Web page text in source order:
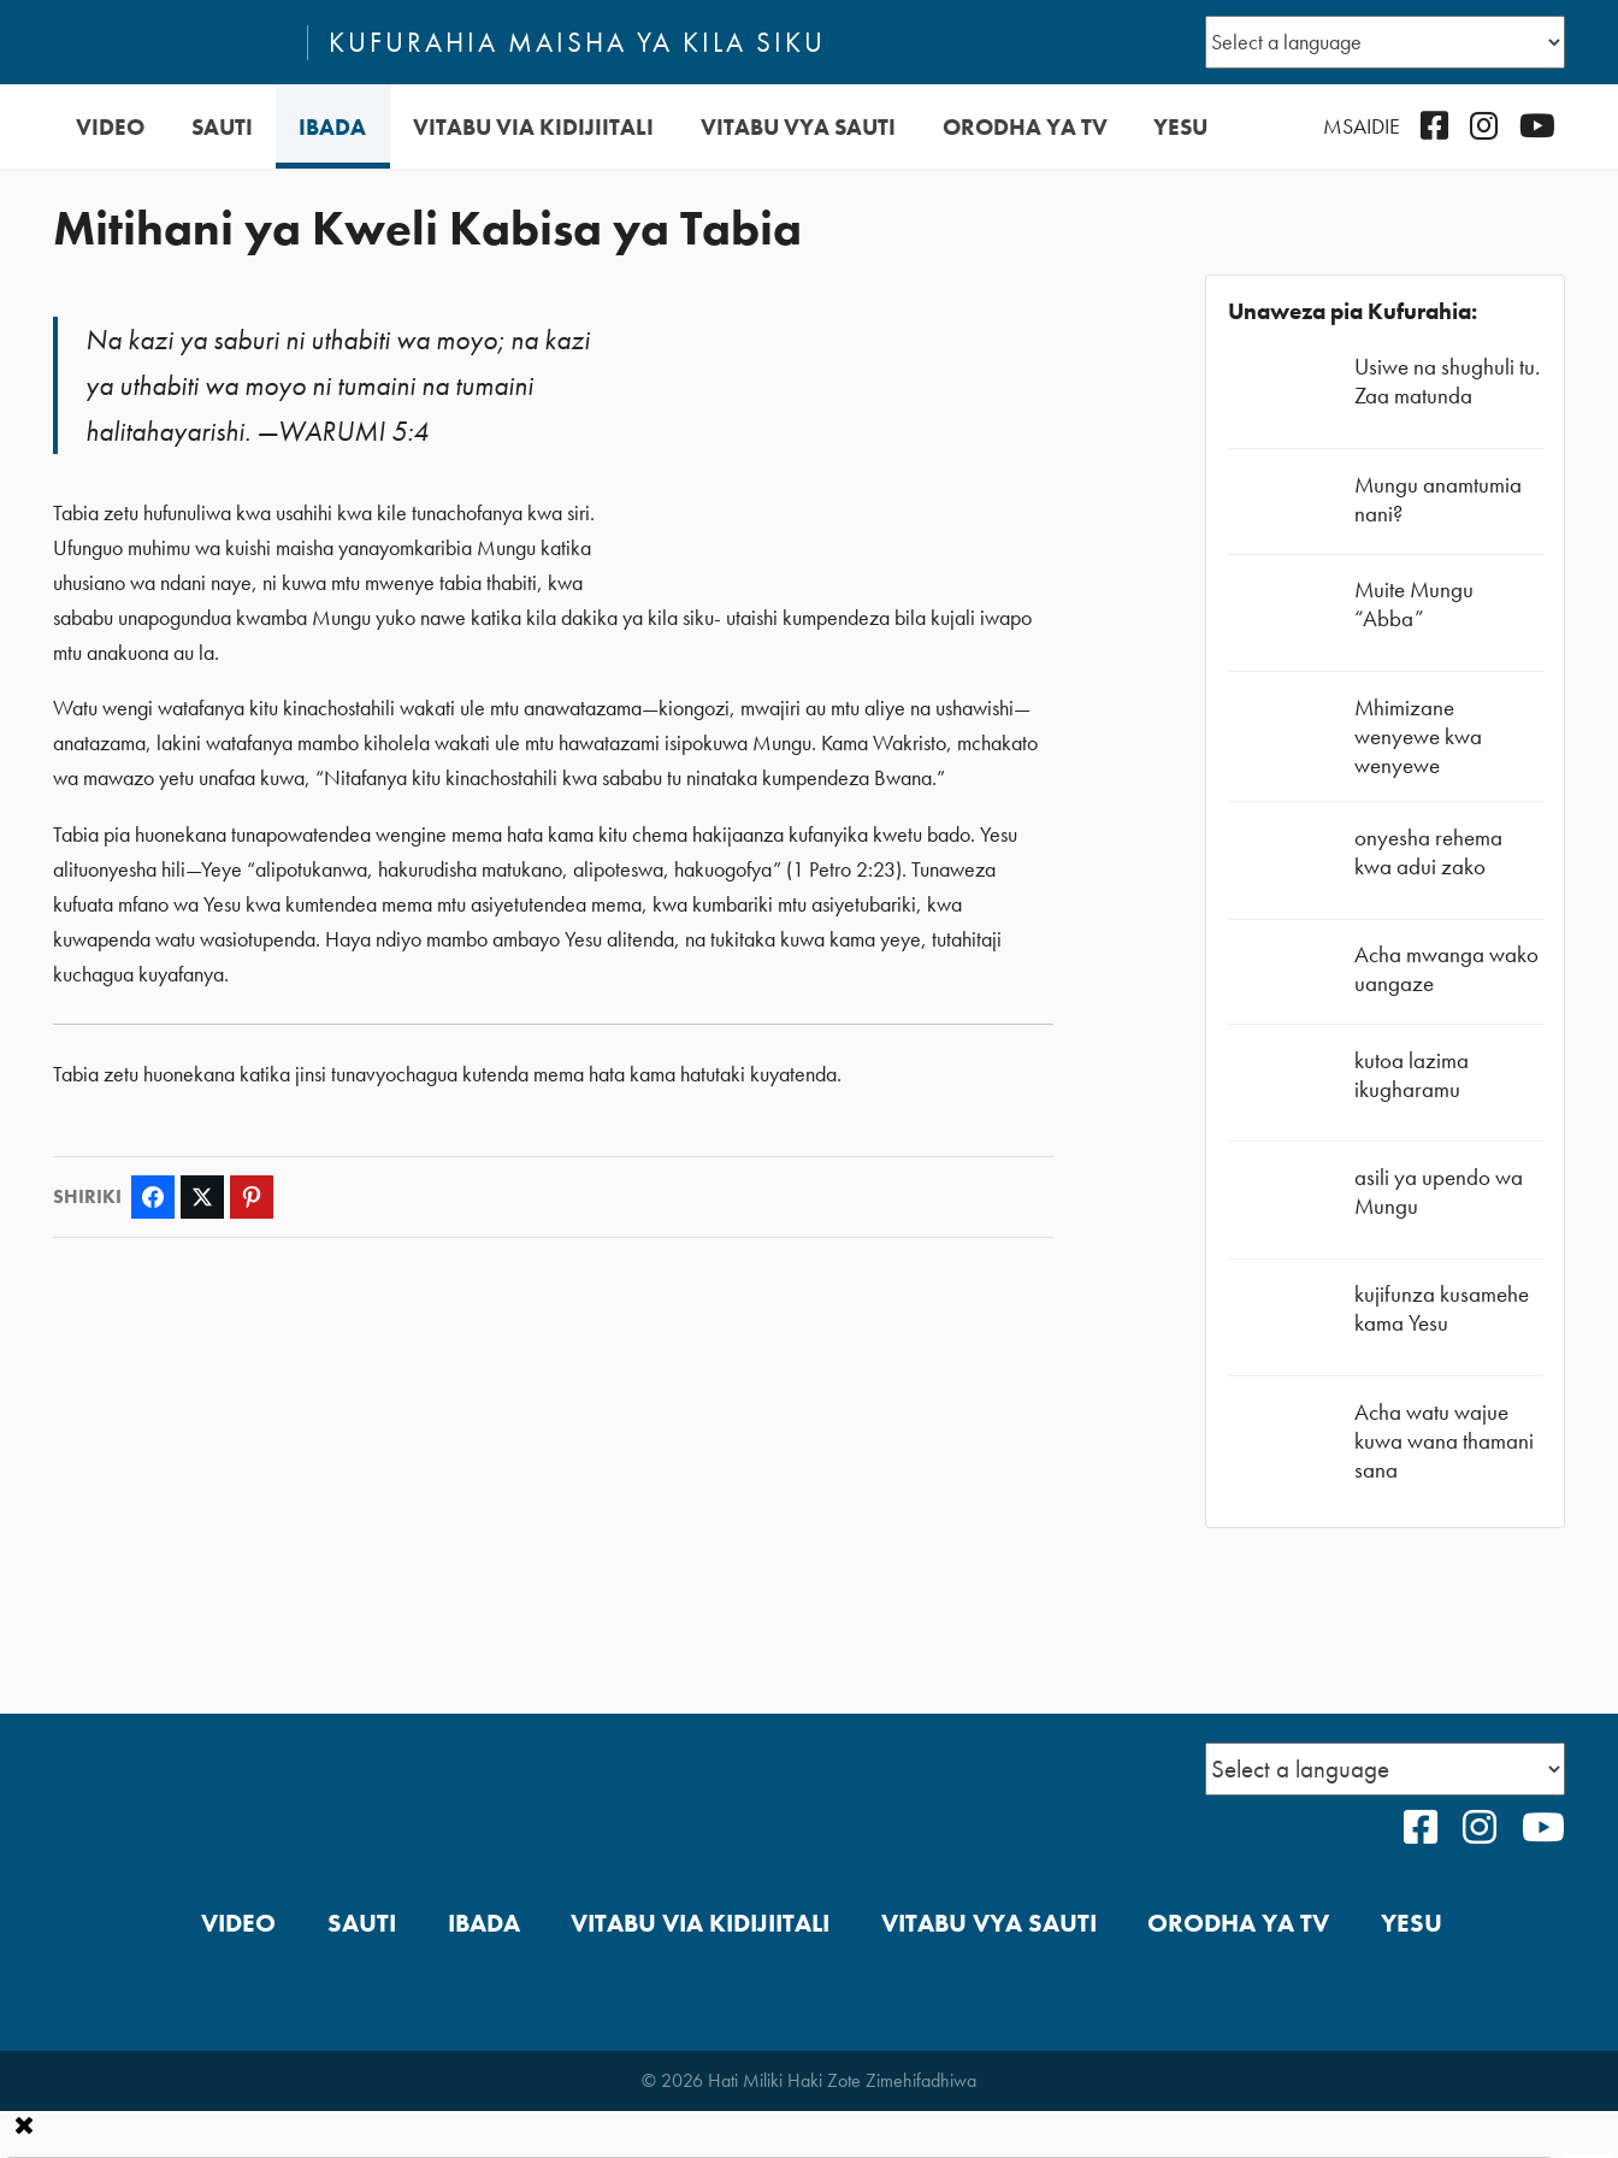
KUFURAHIA MAISHA YA KILA SIKU
VIDEO SAUTI IBADA VITABU VIA KIDIJIITALI VITABU VYA SAUTI ORODHA YA TV YESU MSAIDIE FacebookInstagram
Mitihani ya Kweli Kabisa ya Tabia
Na kazi ya saburi ni uthabiti wa moyo; na kazi
ya uthabiti wa moyo ni tumaini na tumaini
halitahayarishi. —WARUMI 5:4
Tabia zetu hufunuliwa kwa usahihi kwa kile tunachofanya kwa siri.
Ufunguo muhimu wa kuishi maisha yanayomkaribia Mungu katika
uhusiano wa ndani naye, ni kuwa mtu mwenye tabia thabiti, kwa
sababu unapogundua kwamba Mungu yuko nawe katika kila dakika ya kila siku- utaishi kumpendeza bila kujali iwapo
mtu anakuona au la.
Watu wengi watafanya kitu kinachostahili wakati ule mtu anawatazama—kiongozi, mwajiri au mtu aliye na ushawishi—
anatazama, lakini watafanya mambo kiholela wakati ule mtu hawatazami isipokuwa Mungu. Kama Wakristo, mchakato
wa mawazo yetu unafaa kuwa, “Nitafanya kitu kinachostahili kwa sababu tu ninataka kumpendeza Bwana.”
Tabia pia huonekana tunapowatendea wengine mema hata kama kitu chema hakijaanza kufanyika kwetu bado. Yesu
alituonyesha hili—Yeye “alipotukanwa, hakurudisha matukano, alipoteswa, hakuogofya” (1 Petro 2:23). Tunaweza
kufuata mfano wa Yesu kwa kumtendea mema mtu asiyetutendea mema, kwa kumbariki mtu asiyetubariki, kwa
kuwapenda watu wasiotupenda. Haya ndiyo mambo ambayo Yesu alitenda, na tukitaka kuwa kama yeye, tutahitaji
kuchagua kuyafanya.
Tabia zetu huonekana katika jinsi tunavyochagua kutenda mema hata kama hatutaki kuyatenda.
SHIRIKI Facebook Twitter
Unaweza pia Kufurahia:
Usiwe na shughuli tu.
Zaa matunda
Mungu anamtumia
nani?
Muite Mungu
“Abba”
Mhimizane
wenyewe kwa
wenyewe
onyesha rehema
kwa adui zako
Acha mwanga wako
uangaze
kutoa lazima
ikugharamu
asili ya upendo wa
Mungu
kujifunza kusamehe
kama Yesu
Acha watu wajue
kuwa wana thamani
sana
FACEBOOK
VIDEO SAUTI IBADA VITABU VIA KIDIJIITALI VITABU VYA SAUTI ORODHA YA TV YESU
© 2026 Hati Miliki Haki Zote Zimehifadhiwa